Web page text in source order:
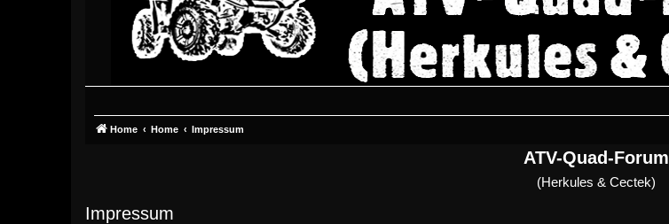
Home Home Impressum
ATV-Quad-Forum
(Herkules & Cectek)
Impressum